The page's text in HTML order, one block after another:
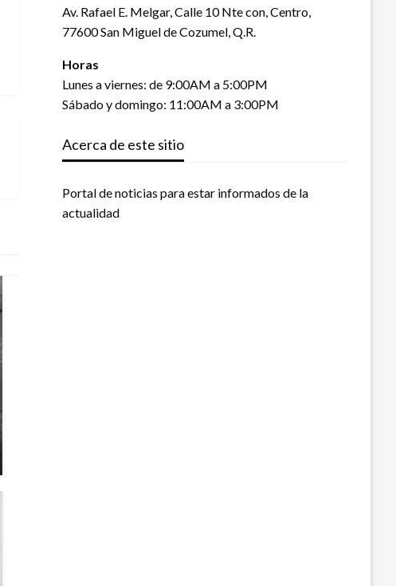
Av. Rafael E. Melgar, Calle 10 Nte con, Centro,
77600 San Miguel de Cozumel, Q.R.
Horas
Lunes a viernes: de 9:00AM a 5:00PM
Sábado y domingo: 11:00AM a 3:00PM
Acerca de este sitio
Portal de noticias para estar informados de la
actualidad